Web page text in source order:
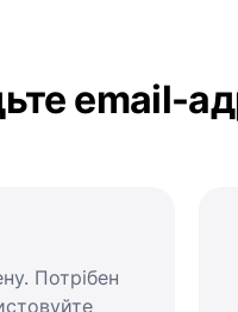
email-
Потрібен